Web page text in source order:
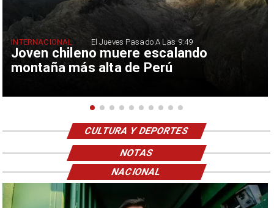
Joven chileno muere escalando
montaña más alta de Perú
INTERNACIONAL El Jueves Pasado A Las 9:49
CULTURA Y DEPORTES
NOTAS
NACIONAL